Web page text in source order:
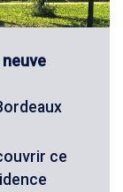
neuve
ce